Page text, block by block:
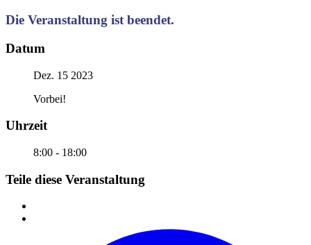
Die Veranstaltung ist beendet.
Datum
Dez. 15 2023
Vorbei!
Uhrzeit
8:00 - 18:00
Teile diese Veranstaltung